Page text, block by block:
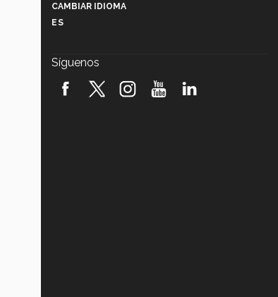
robótica FIRST 2026! (video)
CAMBIAR IDIOMA
ES
Síguenos